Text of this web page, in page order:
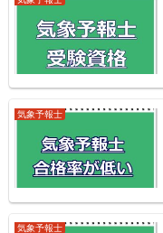
気象予報士
気象予報士